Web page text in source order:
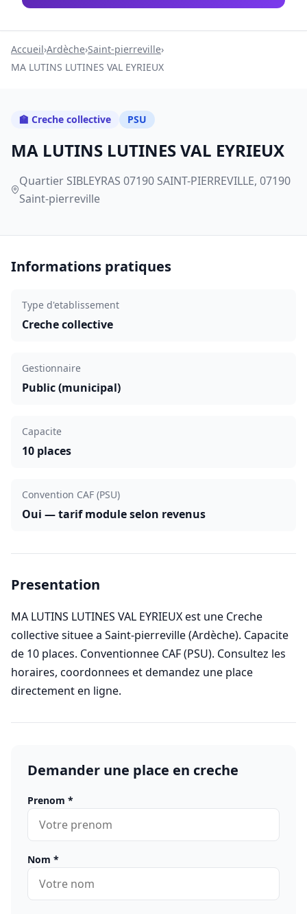
Accueil›Ardèche›Saint-pierreville›
MA LUTINS LUTINES VAL EYRIEUX
🏫 Creche collective PSU
MA LUTINS LUTINES VAL EYRIEUX
Quartier SIBLEYRAS 07190 SAINT-PIERREVILLE, 07190
Saint-pierreville
Informations pratiques
Type d'etablissement
Creche collective
Gestionnaire
Public (municipal)
Capacite
10 places
Convention CAF (PSU)
Oui — tarif module selon revenus
Presentation
MA LUTINS LUTINES VAL EYRIEUX est une Creche
collective situee a Saint-pierreville (Ardèche). Capacite
de 10 places. Conventionnee CAF (PSU). Consultez les
horaires, coordonnees et demandez une place
directement en ligne.
Demander une place en creche
Prenom *
Nom *